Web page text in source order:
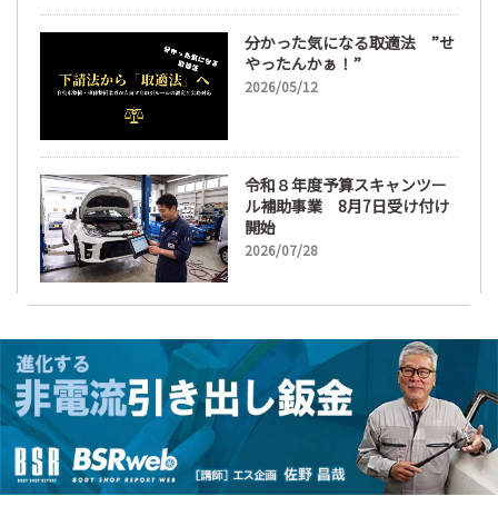
分かった気になる取適法 ”せ
やったんかぁ！”
2026/05/12
令和８年度予算スキャンツー
ル補助事業 8月7日受け付け
開始
2026/07/28